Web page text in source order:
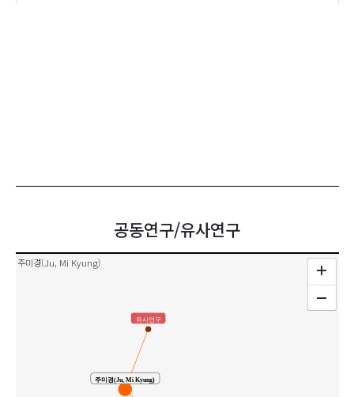
공동연구/유사연구
주미경(Ju, Mi Kyung)
주미경(Ju, Mi Kyung)
유사연구